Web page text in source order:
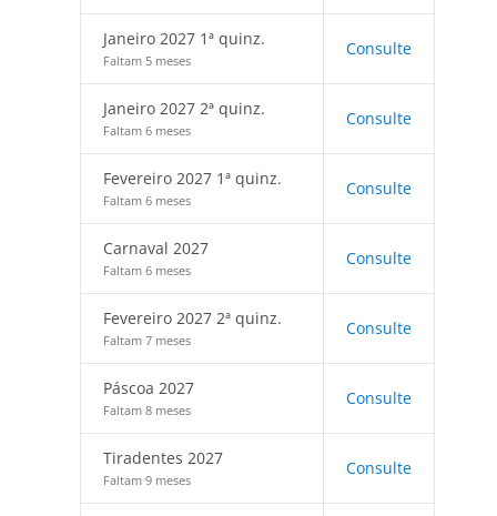
Janeiro 2027 1ª quinz.
Faltam 5 meses
Consulte
Janeiro 2027 2ª quinz.
Faltam 6 meses
Consulte
Fevereiro 2027 1ª quinz.
Faltam 6 meses
Consulte
Carnaval 2027
Faltam 6 meses
Consulte
Fevereiro 2027 2ª quinz.
Faltam 7 meses
Consulte
Páscoa 2027
Faltam 8 meses
Consulte
Tiradentes 2027
Faltam 9 meses
Consulte